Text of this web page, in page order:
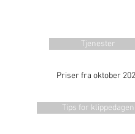
Tjenester
Priser fra oktober
Tips for klippedagen